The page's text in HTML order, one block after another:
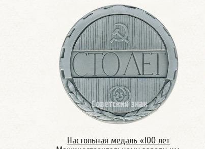
Настольная медаль «100 лет